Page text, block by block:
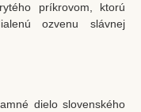
príkrovom, ktorú
ozvenu slávnej
dielo slovenského